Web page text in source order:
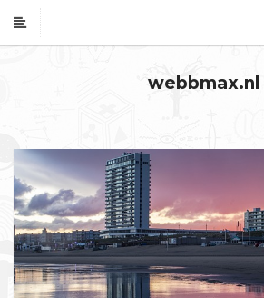
webbmax.nl